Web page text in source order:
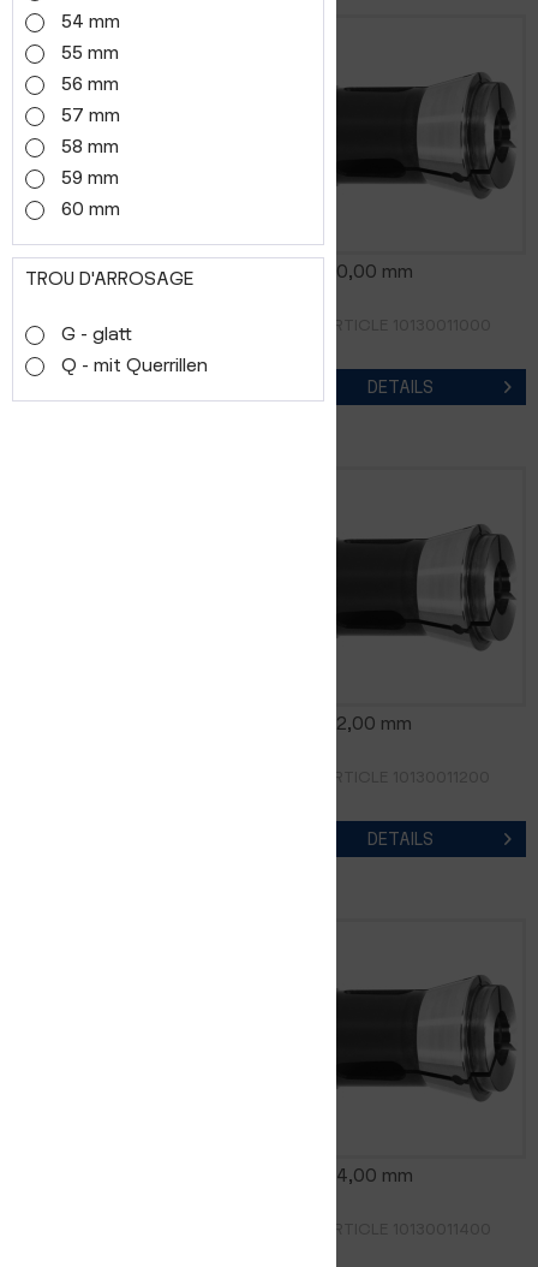
54 mm
55 mm
56 mm
57 mm
58 mm
59 mm
60 mm
TROU D'ARROSAGE
G - glatt
Q - mit Querrillen
0185E 09,00 mm
RÉF. D'ARTICLE 10130010900
0185E 10,00 mm
DETAILS
0185E 12,00 mm
DETAILS
0185E 14,00 mm